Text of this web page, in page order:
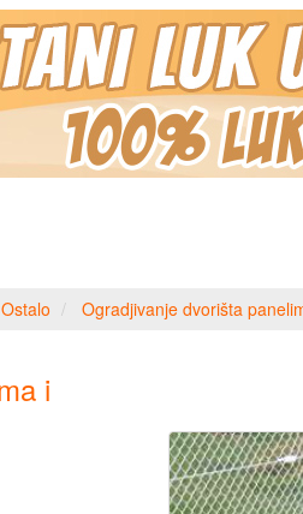
Ostalo Ogradjivanje dvorišta
i